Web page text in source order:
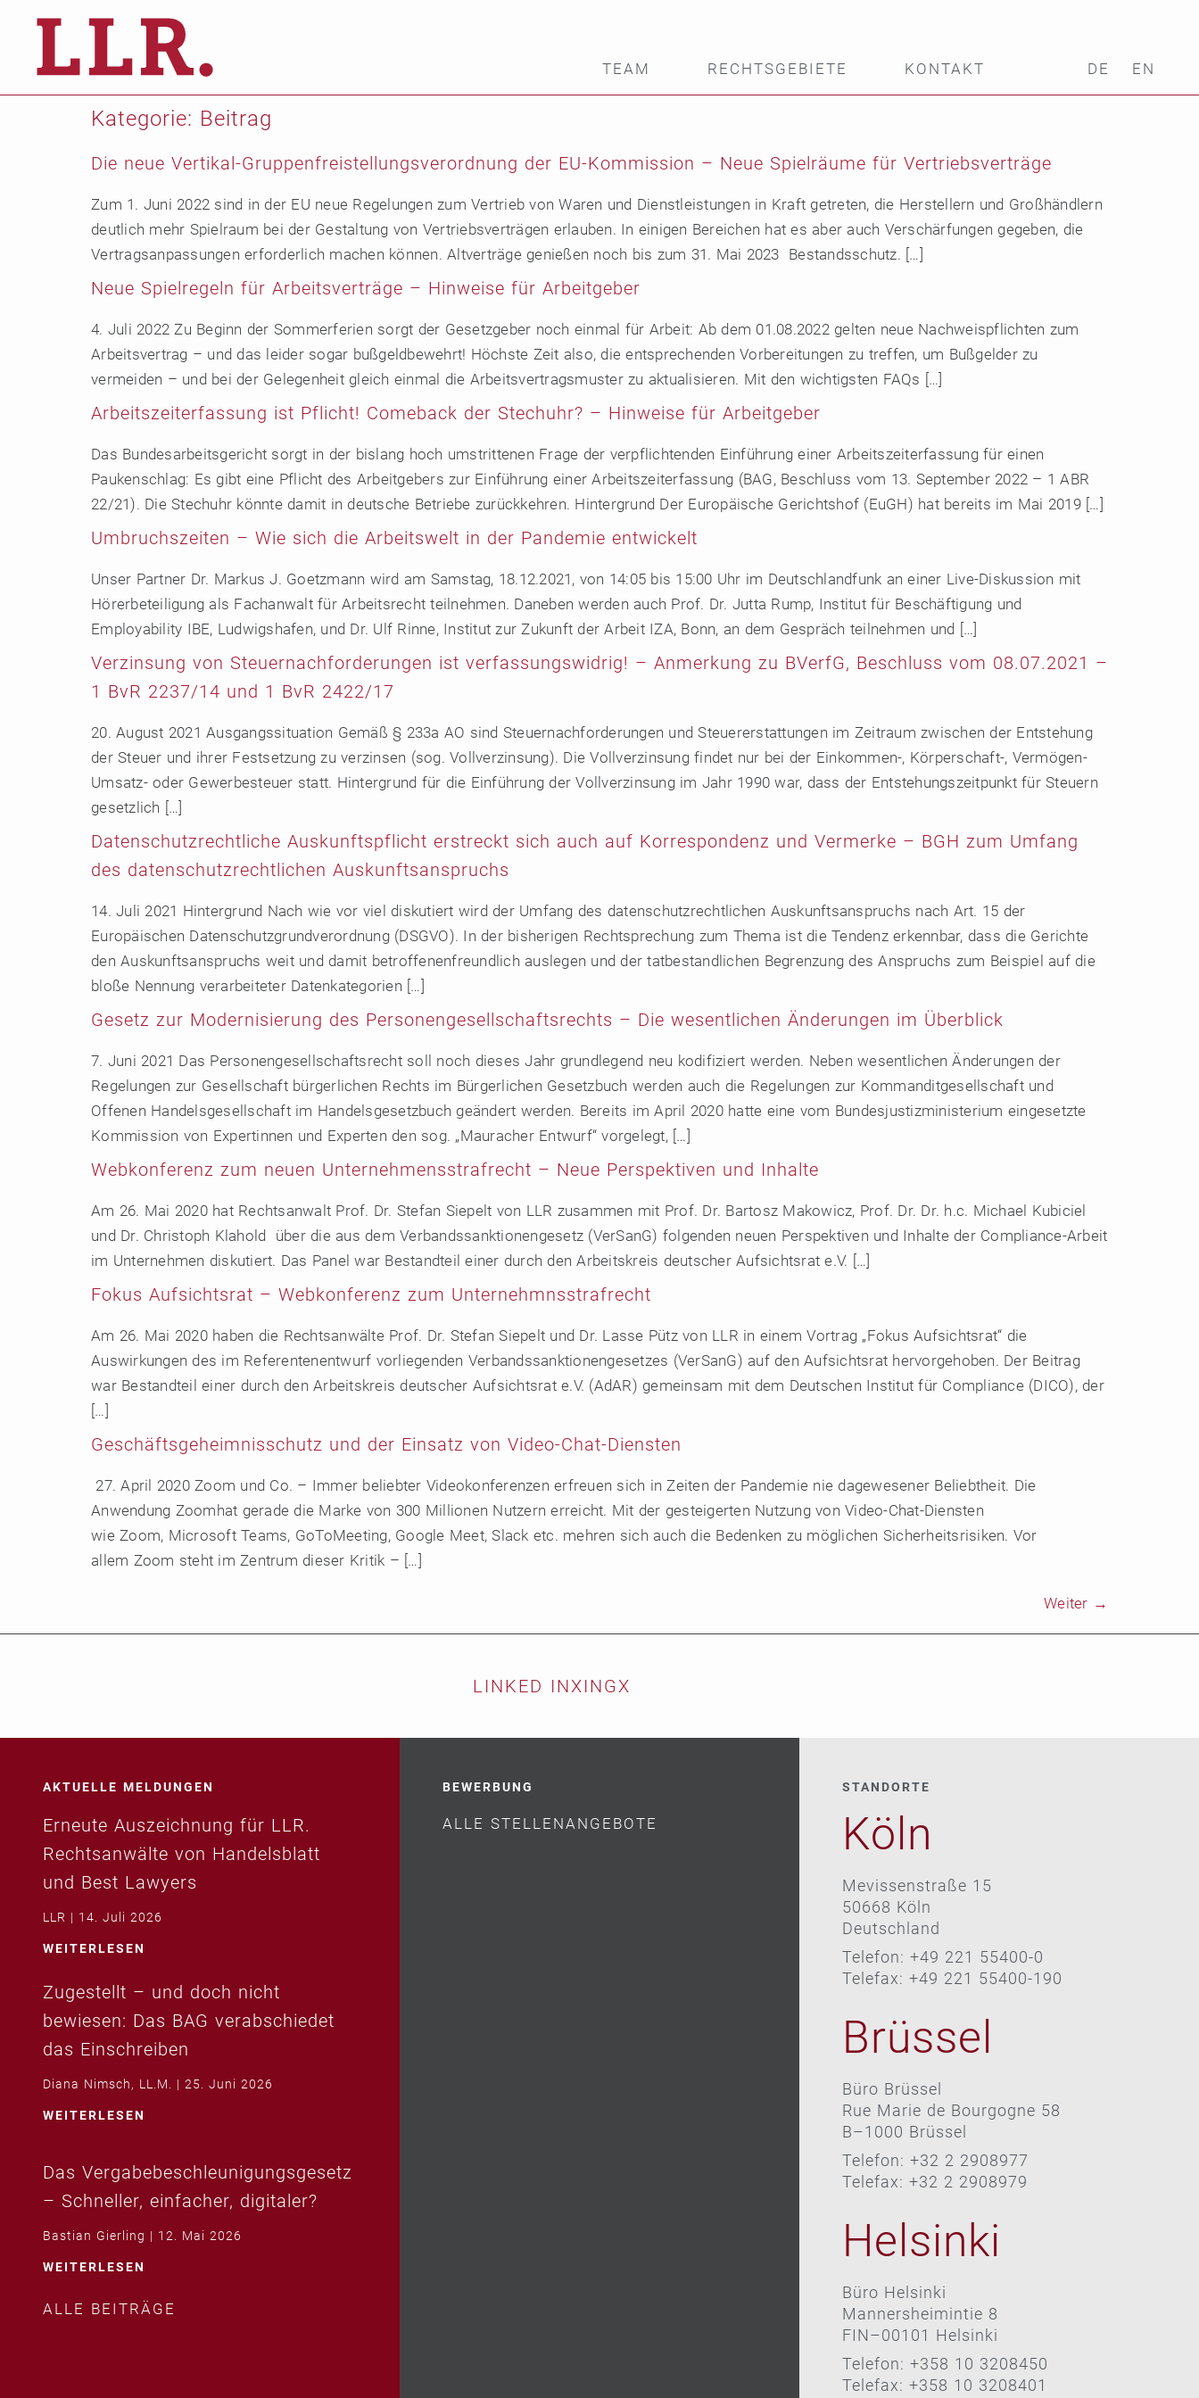
TEAM RECHTSGEBIETE KONTAKT DE EN
Kategorie: Beitrag
Die neue Vertikal-Gruppenfreistellungsverordnung der EU-Kommission – Neue Spielräume für Vertriebsverträge
Zum 1. Juni 2022 sind in der EU neue Regelungen zum Vertrieb von Waren und Dienstleistungen in Kraft getreten, die Herstellern und Großhändlern
deutlich mehr Spielraum bei der Gestaltung von Vertriebsverträgen erlauben. In einigen Bereichen hat es aber auch Verschärfungen gegeben, die
Vertragsanpassungen erforderlich machen können. Altverträge genießen noch bis zum 31. Mai 2023 Bestandsschutz. […]
Neue Spielregeln für Arbeitsverträge – Hinweise für Arbeitgeber
4. Juli 2022 Zu Beginn der Sommerferien sorgt der Gesetzgeber noch einmal für Arbeit: Ab dem 01.08.2022 gelten neue Nachweispflichten zum
Arbeitsvertrag – und das leider sogar bußgeldbewehrt! Höchste Zeit also, die entsprechenden Vorbereitungen zu treffen, um Bußgelder zu
vermeiden – und bei der Gelegenheit gleich einmal die Arbeitsvertragsmuster zu aktualisieren. Mit den wichtigsten FAQs […]
Arbeitszeiterfassung ist Pflicht! Comeback der Stechuhr? – Hinweise für Arbeitgeber
Das Bundesarbeitsgericht sorgt in der bislang hoch umstrittenen Frage der verpflichtenden Einführung einer Arbeitszeiterfassung für einen
Paukenschlag: Es gibt eine Pflicht des Arbeitgebers zur Einführung einer Arbeitszeiterfassung (BAG, Beschluss vom 13. September 2022 – 1 ABR
22/21). Die Stechuhr könnte damit in deutsche Betriebe zurückkehren. Hintergrund Der Europäische Gerichtshof (EuGH) hat bereits im Mai 2019 […]
Umbruchszeiten – Wie sich die Arbeitswelt in der Pandemie entwickelt
Unser Partner Dr. Markus J. Goetzmann wird am Samstag, 18.12.2021, von 14:05 bis 15:00 Uhr im Deutschlandfunk an einer Live-Diskussion mit
Hörerbeteiligung als Fachanwalt für Arbeitsrecht teilnehmen. Daneben werden auch Prof. Dr. Jutta Rump, Institut für Beschäftigung und
Employability IBE, Ludwigshafen, und Dr. Ulf Rinne, Institut zur Zukunft der Arbeit IZA, Bonn, an dem Gespräch teilnehmen und […]
Verzinsung von Steuernachforderungen ist verfassungswidrig! – Anmerkung zu BVerfG, Beschluss vom 08.07.2021 –
1 BvR 2237/14 und 1 BvR 2422/17
20. August 2021 Ausgangssituation Gemäß § 233a AO sind Steuernachforderungen und Steuererstattungen im Zeitraum zwischen der Entstehung
der Steuer und ihrer Festsetzung zu verzinsen (sog. Vollverzinsung). Die Vollverzinsung findet nur bei der Einkommen-, Körperschaft-, Vermögen-
Umsatz- oder Gewerbesteuer statt. Hintergrund für die Einführung der Vollverzinsung im Jahr 1990 war, dass der Entstehungszeitpunkt für Steuern
gesetzlich […]
Datenschutzrechtliche Auskunftspflicht erstreckt sich auch auf Korrespondenz und Vermerke – BGH zum Umfang
des datenschutzrechtlichen Auskunftsanspruchs
14. Juli 2021 Hintergrund Nach wie vor viel diskutiert wird der Umfang des datenschutzrechtlichen Auskunftsanspruchs nach Art. 15 der
Europäischen Datenschutzgrundverordnung (DSGVO). In der bisherigen Rechtsprechung zum Thema ist die Tendenz erkennbar, dass die Gerichte
den Auskunftsanspruchs weit und damit betroffenenfreundlich auslegen und der tatbestandlichen Begrenzung des Anspruchs zum Beispiel auf die
bloße Nennung verarbeiteter Datenkategorien […]
Gesetz zur Modernisierung des Personengesellschaftsrechts – Die wesentlichen Änderungen im Überblick
7. Juni 2021 Das Personengesellschaftsrecht soll noch dieses Jahr grundlegend neu kodifiziert werden. Neben wesentlichen Änderungen der
Regelungen zur Gesellschaft bürgerlichen Rechts im Bürgerlichen Gesetzbuch werden auch die Regelungen zur Kommanditgesellschaft und
Offenen Handelsgesellschaft im Handelsgesetzbuch geändert werden. Bereits im April 2020 hatte eine vom Bundesjustizministerium eingesetzte
Kommission von Expertinnen und Experten den sog. „Mauracher Entwurf“ vorgelegt, […]
Webkonferenz zum neuen Unternehmensstrafrecht – Neue Perspektiven und Inhalte
Am 26. Mai 2020 hat Rechtsanwalt Prof. Dr. Stefan Siepelt von LLR zusammen mit Prof. Dr. Bartosz Makowicz, Prof. Dr. Dr. h.c. Michael Kubiciel
und Dr. Christoph Klahold über die aus dem Verbandssanktionengesetz (VerSanG) folgenden neuen Perspektiven und Inhalte der Compliance-Arbeit
im Unternehmen diskutiert. Das Panel war Bestandteil einer durch den Arbeitskreis deutscher Aufsichtsrat e.V. […]
Fokus Aufsichtsrat – Webkonferenz zum Unternehmnsstrafrecht
Am 26. Mai 2020 haben die Rechtsanwälte Prof. Dr. Stefan Siepelt und Dr. Lasse Pütz von LLR in einem Vortrag „Fokus Aufsichtsrat“ die
Auswirkungen des im Referentenentwurf vorliegenden Verbandssanktionengesetzes (VerSanG) auf den Aufsichtsrat hervorgehoben. Der Beitrag
war Bestandteil einer durch den Arbeitskreis deutscher Aufsichtsrat e.V. (AdAR) gemeinsam mit dem Deutschen Institut für Compliance (DICO), der
[…]
Geschäftsgeheimnisschutz und der Einsatz von Video-Chat-Diensten
27. April 2020 Zoom und Co. – Immer beliebter Videokonferenzen erfreuen sich in Zeiten der Pandemie nie dagewesener Beliebtheit. Die
Anwendung Zoomhat gerade die Marke von 300 Millionen Nutzern erreicht. Mit der gesteigerten Nutzung von Video-Chat-Diensten
wie Zoom, Microsoft Teams, GoToMeeting, Google Meet, Slack etc. mehren sich auch die Bedenken zu möglichen Sicherheitsrisiken. Vor
allem Zoom steht im Zentrum dieser Kritik – […]
Weiter →
LINKED INXING X
AKTUELLE MELDUNGEN
Erneute Auszeichnung für LLR.
Rechtsanwälte von Handelsblatt
und Best Lawyers
LLR 14. Juli 2026
WEITERLESEN
Zugestellt – und doch nicht
bewiesen: Das BAG verabschiedet
das Einschreiben
Diana Nimsch, LL.M. 25. Juni 2026
WEITERLESEN
Das Vergabebeschleunigungsgesetz
– Schneller, einfacher, digitaler?
Bastian Gierling 12. Mai 2026
WEITERLESEN
ALLE BEITRÄGE
BEWERBUNG
ALLE STELLENANGEBOTE
STANDORTE
Köln
Mevissenstraße 15
50668 Köln
Deutschland
Telefon: +49 221 55400-0
Telefax: +49 221 55400-190
Brüssel
Büro Brüssel
Rue Marie de Bourgogne 58
B–1000 Brüssel
Telefon: +32 2 2908977
Telefax: +32 2 2908979
Helsinki
Büro Helsinki
Mannersheimintie 8
FIN–00101 Helsinki
Telefon: +358 10 3208450
Telefax: +358 10 3208401